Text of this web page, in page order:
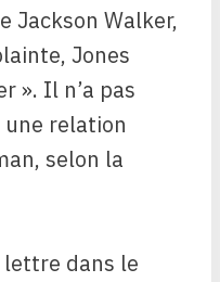
Jackson Walker,
Jones
». Il n’a pas
relation
selon la
lettre dans le